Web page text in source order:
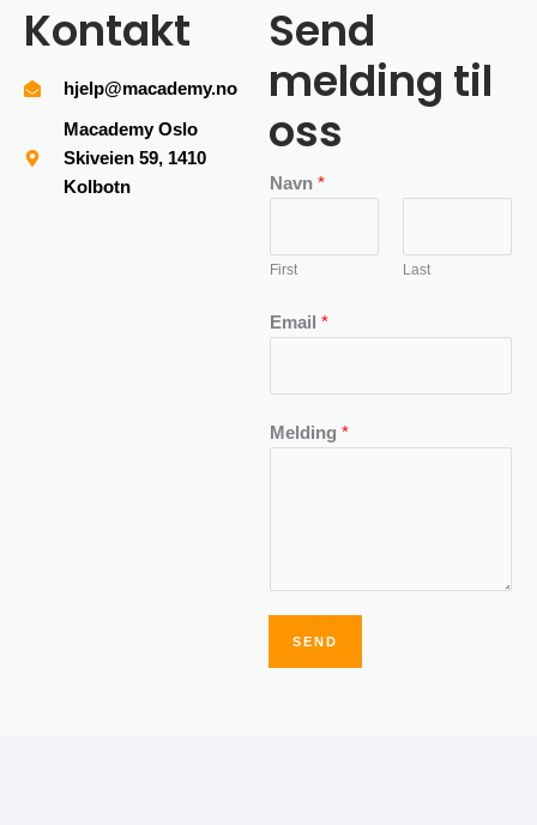
Kontakt
hjelp@macademy.no
Macademy Oslo
Skiveien 59, 1410
Kolbotn
Send
melding til
oss
Navn *
First Last
Email *
Melding *
SEND